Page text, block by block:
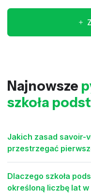
Najnowsze
szkoła
Jakich zasad savoir-
przestrzegać
Dlaczego szkoła
określoną liczbę lat w